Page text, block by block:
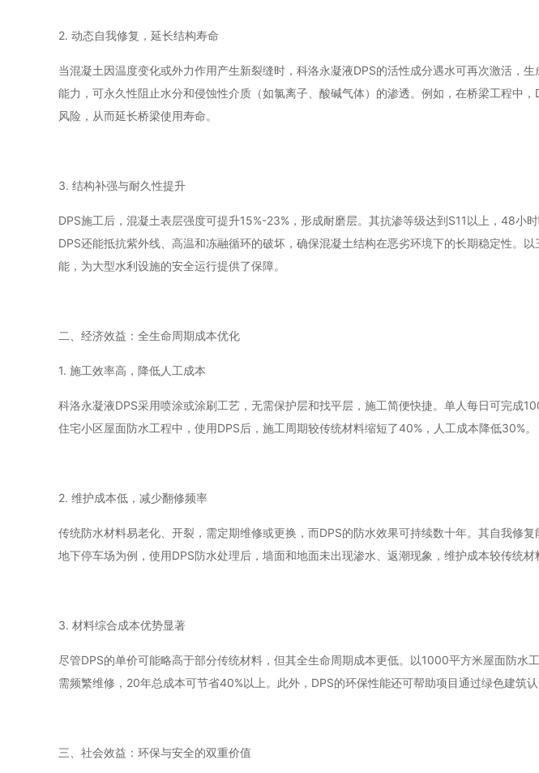
2. 动态自我修复，延长结构寿命
当混凝土因温度变化或外力作用产生新裂缝时，科洛永凝液DPS的活性成分遇水可再次激活，
能力，可永久性阻止水分和侵蚀性介质（如氯离子、酸碱气体）的渗透。例如，在桥梁工程中
风险，从而延长桥梁使用寿命。
3. 结构补强与耐久性提升
DPS施工后，混凝土表层强度可提升15%-23%，形成耐磨层。其抗渗等级达到S11以上，48小
DPS还能抵抗紫外线、高温和冻融循环的破坏，确保混凝土结构在恶劣环境下的长期稳定性。
能，为大型水利设施的安全运行提供了保障。
二、经济效益：全生命周期成本优化
1. 施工效率高，降低人工成本
科洛永凝液DPS采用喷涂或涂刷工艺，无需保护层和找平层，施工简便快捷。单人每日可完成
住宅小区屋面防水工程中，使用DPS后，施工周期较传统材料缩短了40%，人工成本降低30%。
2. 维护成本低，减少翻修频率
传统防水材料易老化、开裂，需定期维修或更换，而DPS的防水效果可持续数十年。其自我修
地下停车场为例，使用DPS防水处理后，墙面和地面未出现渗水、返潮现象，维护成本较传统材
3. 材料综合成本优势显著
尽管DPS的单价可能略高于部分传统材料，但其全生命周期成本更低。以1000平方米屋面防水
需频繁维修，20年总成本可节省40%以上。此外，DPS的环保性能还可帮助项目通过绿色建筑认
三、社会效益：环保与安全的双重价值